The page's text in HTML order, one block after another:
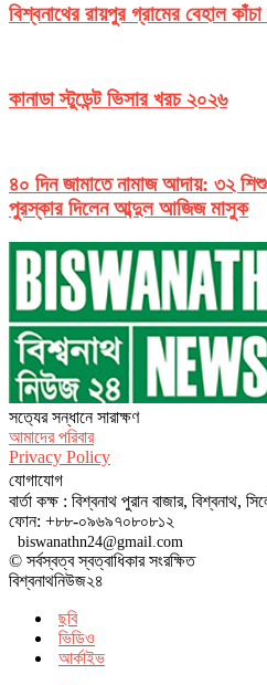
বিশ্বনাথের রায়পুর গ্রামের বেহাল
কানাডা স্টুডেন্ট ভিসার খরচ ২০২৬
৪০ দিন জামাতে নামাজ আদায়: ৩২
পুরস্কার দিলেন আব্দুল আজিজ মাসুক
সত‌্যের সন্ধানে সারাক্ষণ
আমাদের পরিবার
Privacy Policy
যোগাযোগ
বার্তা কক্ষ : বিশ্বনাথ পুরান বাজার, বিশ্বনাথ,
ফোন: +৮৮-০৯৬৯৭০৮০৮১২
biswanathn24@gmail.com
© সর্বস্বত্ব স্বত্বাধিকার সংরক্ষিত
বিশ্বনাথনিউজ২৪
ছবি
ভিডিও
আর্কাইভ